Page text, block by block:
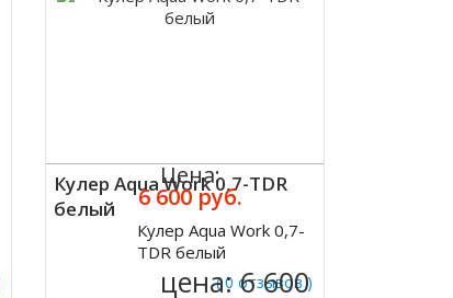
Кулер Aqua Work 0,7-TDR
белый
( 0 отзывов )
Цена:
6 600 руб.
Кулер Aqua Work 0,7-
TDR белый
цена:6 600